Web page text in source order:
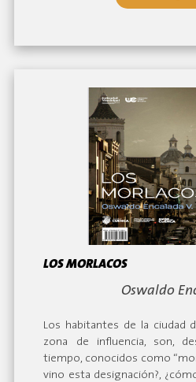
LOS MORLACOS
Oswaldo
Los habitantes de la ciudad
zona de influencia, son,
tiempo, conocidos como
vino esta designación?,